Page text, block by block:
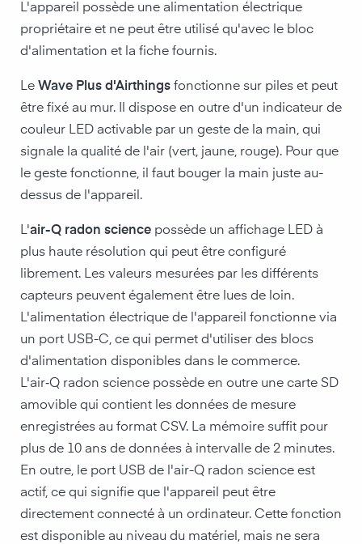
L'appareil possède une alimentation électrique
propriétaire et ne peut être utilisé qu'avec le bloc
d'alimentation et la fiche fournis.
Le Wave Plus d'Airthings fonctionne sur piles et peut
être fixé au mur. Il dispose en outre d'un indicateur de
couleur LED activable par un geste de la main, qui
signale la qualité de l'air (vert, jaune, rouge). Pour que
le geste fonctionne, il faut bouger la main juste au-
dessus de l'appareil.
L'air-Q radon science possède un affichage LED à
plus haute résolution qui peut être configuré
librement. Les valeurs mesurées par les différents
capteurs peuvent également être lues de loin.
L'alimentation électrique de l'appareil fonctionne via
un port USB-C, ce qui permet d'utiliser des blocs
d'alimentation disponibles dans le commerce.
L'air‑Q radon science possède en outre une carte SD
amovible qui contient les données de mesure
enregistrées au format CSV. La mémoire suffit pour
plus de 10 ans de données à intervalle de 2 minutes.
En outre, le port USB de l'air-Q radon science est
actif, ce qui signifie que l'appareil peut être
directement connecté à un ordinateur. Cette fonction
est disponible au niveau du matériel, mais ne sera